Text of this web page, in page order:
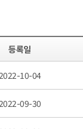
등록일
10-04
09-30